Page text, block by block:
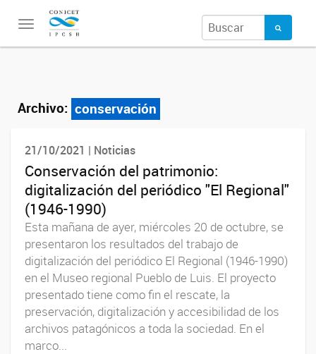
Toggle
navigation
Archivo: conservación
21/10/2021 | Noticias
Conservación del patrimonio:
digitalización del periódico "El Regional"
(1946-1990)
Esta mañana de ayer, miércoles 20 de octubre, se
presentaron los resultados del trabajo de
digitalización del periódico El Regional (1946-1990)
en el Museo regional Pueblo de Luis. El proyecto
presentado tiene como fin el rescate, la
preservación, digitalización y accesibilidad de los
archivos patagónicos a toda la sociedad. En el
marco...